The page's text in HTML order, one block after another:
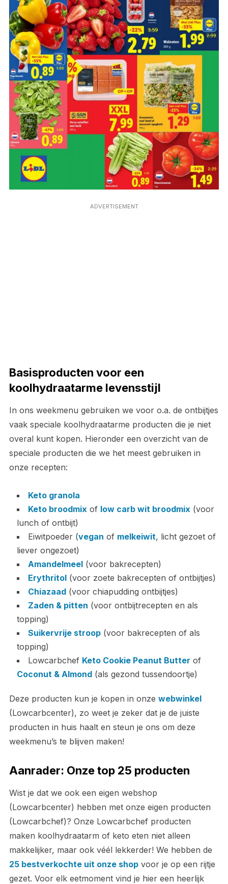
ADVERTISEMENT
Basisproducten voor een
koolhydraatarme levensstijl
In ons weekmenu gebruiken we voor o.a. de ontbijtjes
vaak speciale koolhydraatarme producten die je niet
overal kunt kopen. Hieronder een overzicht van de
speciale producten die we het meest gebruiken in
onze recepten:
Keto granola
Keto broodmix of low carb wit broodmix (voor
lunch of ontbijt)
Eiwitpoeder (vegan of melkeiwit, licht gezoet of
liever ongezoet)
Amandelmeel(voor bakrecepten)
Erythritol(voor zoete bakrecepten of ontbijtjes)
Chiazaad(voor chiapudding ontbijtjes)
Zaden & pitten (voor ontbijtrecepten en als
topping)
Suikervrije stroop(voor bakrecepten of als
topping)
Lowcarbchef Keto Cookie Peanut Butter of
Coconut & Almond(als gezond tussendoortje)
Deze producten kun je kopen in onze webwinkel
(Lowcarbcenter), zo weet je zeker dat je de juiste
producten in huis haalt en steun je ons om deze
weekmenu’s te blijven maken!
Aanrader: Onze top 25 producten
Wist je dat we ook een eigen webshop
(Lowcarbcenter) hebben met onze eigen producten
(Lowcarbchef)? Onze Lowcarbchef producten
maken koolhydraatarm of keto eten niet alleen
makkelijker, maar ook véél lekkerder! We hebben de
25 bestverkochte uit onze shopvoor je op een rijtje
gezet. Voor elk eetmoment vind je hier een heerlijk